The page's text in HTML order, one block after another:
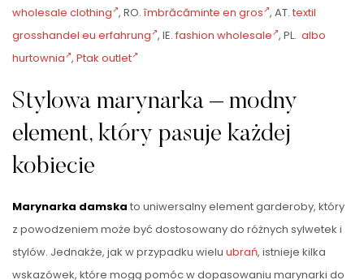
wholesale clothing , RO. îmbrăcăminte en gros , AT. textil
grosshandel eu erfahrung , IE. fashion wholesale , PL. albo
hurtownia , Ptak outlet
Stylowa marynarka – modny
element, który pasuje każdej
kobiecie
Marynarka damska to uniwersalny element garderoby, który
z powodzeniem może być dostosowany do różnych sylwetek i
stylów. Jednakże, jak w przypadku wielu ubrań, istnieje kilka
wskazówek, które mogą pomóc w dopasowaniu marynarki do